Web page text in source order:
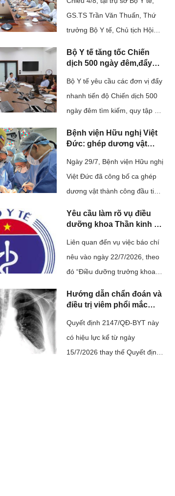
Hướng dẫn
chẩn đoán,
điều trị
Tài liệu liên
quan đến
Covid-19
Tài liệu Hội
nghị, tập huấn
pháp y tâm thần và bắt
buộc chữa bệnh tâm thần
giai đoạn 2026-2030".
GS.TS Trần Văn Thuấn, Thứ
trưởng Bộ Y tế, Chủ tịch Hội
cuộc họp kiểm tra, đôn đốc
Bộ Y tế tăng tốc Chiến
dịch 500 ngày đêm,đẩy
quy tập và xác định danh
tính hài cốt liệt sĩ
Bộ Y tế yêu cầu các đơn vị đẩy
nhanh tiến độ Chiến dịch 500
ngày đêm tìm kiếm, quy tập và
bằng giám định ADN. Cùng với
Bệnh viện Hữu nghị Việt
Đức: ghép dương vật
chết não
Ngày 29/7, Bệnh viện Hữu nghị
Việt Đức đã công bố ca ghép
dương vật thành công đầu tiên
não. Ca ghép không chỉ mang
Yêu cầu làm rõ vụ điều
dưỡng khoa Thần kinh ở
Liên quan đến vụ việc báo chí
nêu vào ngày 22/7/2026, theo
đó “Điều dưỡng trưởng khoa
Hải Dương bị một nhóm người
Hướng dẫn chẩn đoán và
điều trị viêm phổi mắc
lớn
Quyết định 2147/QĐ-BYT này
có hiệu lực kể từ ngày
15/7/2026 thay thế Quyết định